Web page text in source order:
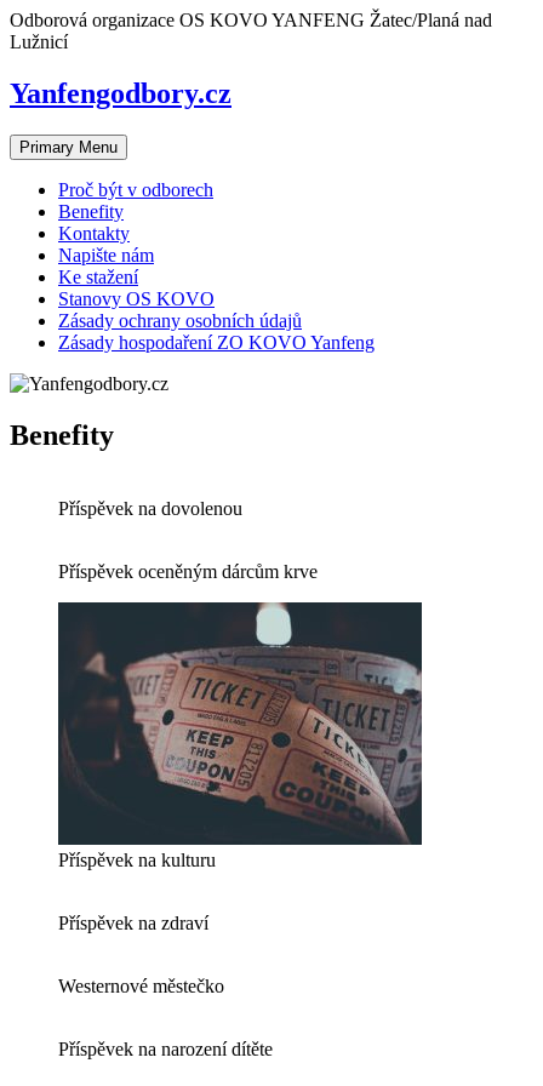
Skip
to
Odborová organizace OS KOVO YANFENG Žatec/Planá nad
Lužnicí
Yanfengodbory.cz
Primary Menu
Proč být v odborech
Benefity
Kontakty
Napište nám
Ke stažení
Stanovy OS KOVO
Zásady ochrany osobních údajů
Zásady hospodaření ZO KOVO Yanfeng
Benefity
Příspěvek na dovolenou
Příspěvek oceněným dárcům krve
Příspěvek na kulturu
Příspěvek na zdraví
Westernové městečko
Příspěvek na narození dítěte